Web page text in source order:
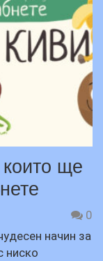
ще
0
начин за
ниско